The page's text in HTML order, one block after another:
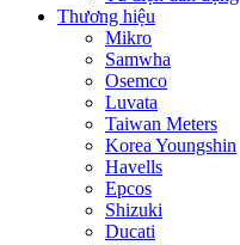
Thương hiệu
Mikro
Samwha
Osemco
Luvata
Taiwan Meters
Korea Youngshin
Havells
Epcos
Shizuki
Ducati